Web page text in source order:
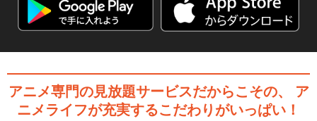
アニメ専門の見放題サービスだからこその、
ア
ニメライフが充実するこだわりがいっぱい！